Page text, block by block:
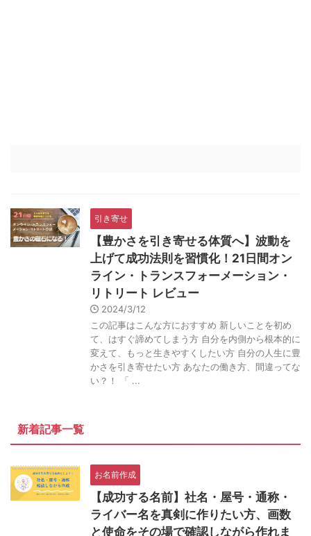
引き寄せ
【豊かさを引き寄せる体質へ】波動を
上げて成功法則を習慣化！21日間オン
ライン・トランスフォーメーション・
リトリート レビュー
2024/3/12
この記事はこんな方におすすめ 新しいことを初め
て、はすぐ諦めてしまう方 自分を内側から根本的に
変えて、もっと生きやすくしたい方 自分の人生に豊
かさを引き寄せたい方 あなたの働き方、間違ってな
い？！ 「 ...
新着記事一覧
お名前作成
【成功する名前】社名・屋号・通称・
ライバー名を真剣に作りたい方、画数
と使命をその場で確認しながら作れま